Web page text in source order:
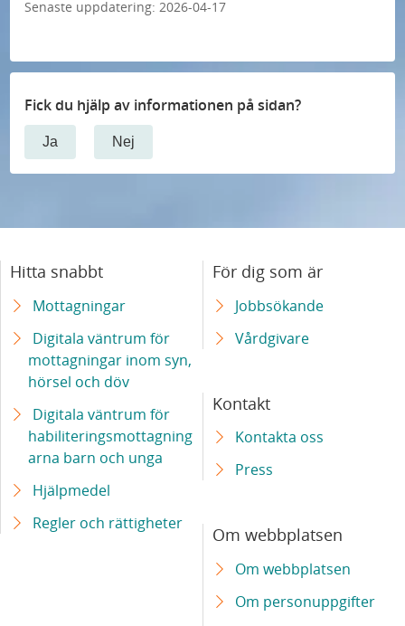
Senaste uppdatering: 2026-04-17
Fick du hjälp av informationen på sidan?
Ja Nej
Hitta snabbt
Mottagningar
Digitala väntrum för
mottagningar inom syn,
hörsel och döv
Digitala väntrum för
habiliteringsmottagning
arna barn och unga
Hjälpmedel
Regler och rättigheter
För dig som är
Jobbsökande
Vårdgivare
Kontakt
Kontakta oss
Press
Om webbplatsen
Om webbplatsen
Om personuppgifter